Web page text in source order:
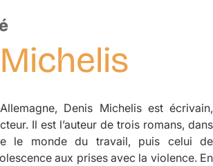
Michelis
Denis Michelis est écrivain,
Il est l’auteur de trois romans, dans
le monde du travail, puis celui de
aux prises avec la violence. En